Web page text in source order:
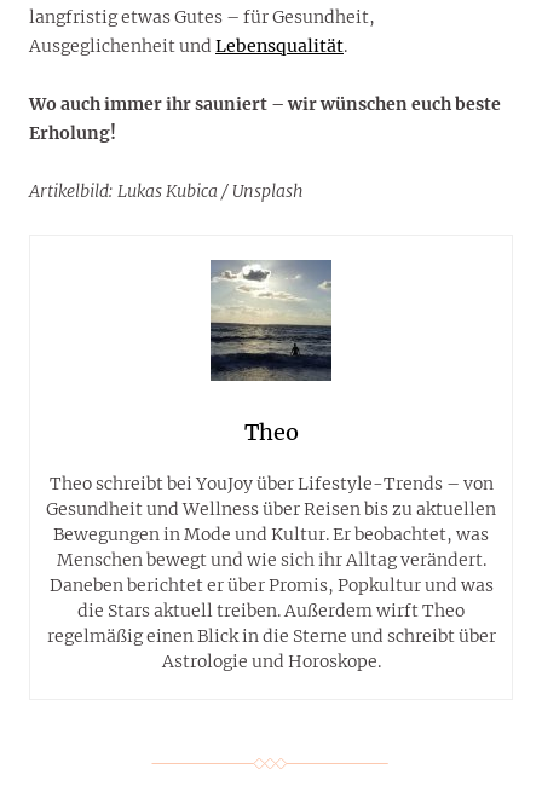
langfristig etwas Gutes – für Gesundheit,
Ausgeglichenheit und Lebensqualität.
Wo auch immer ihr sauniert – wir wünschen euch beste
Erholung!
Artikelbild: Lukas Kubica / Unsplash
Theo
Theo schreibt bei YouJoy über Lifestyle-Trends – von
Gesundheit und Wellness über Reisen bis zu aktuellen
Bewegungen in Mode und Kultur. Er beobachtet, was
Menschen bewegt und wie sich ihr Alltag verändert.
Daneben berichtet er über Promis, Popkultur und was
die Stars aktuell treiben. Außerdem wirft Theo
regelmäßig einen Blick in die Sterne und schreibt über
Astrologie und Horoskope.